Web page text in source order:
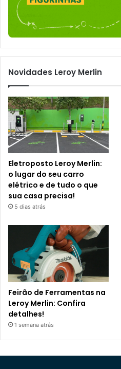
Novidades Leroy Merlin
Eletroposto Leroy Merlin:
o lugar do seu carro
elétrico e de tudo o que
sua casa precisa!
5 dias atrás
Feirão de Ferramentas na
Leroy Merlin: Confira
detalhes!
1 semana atrás